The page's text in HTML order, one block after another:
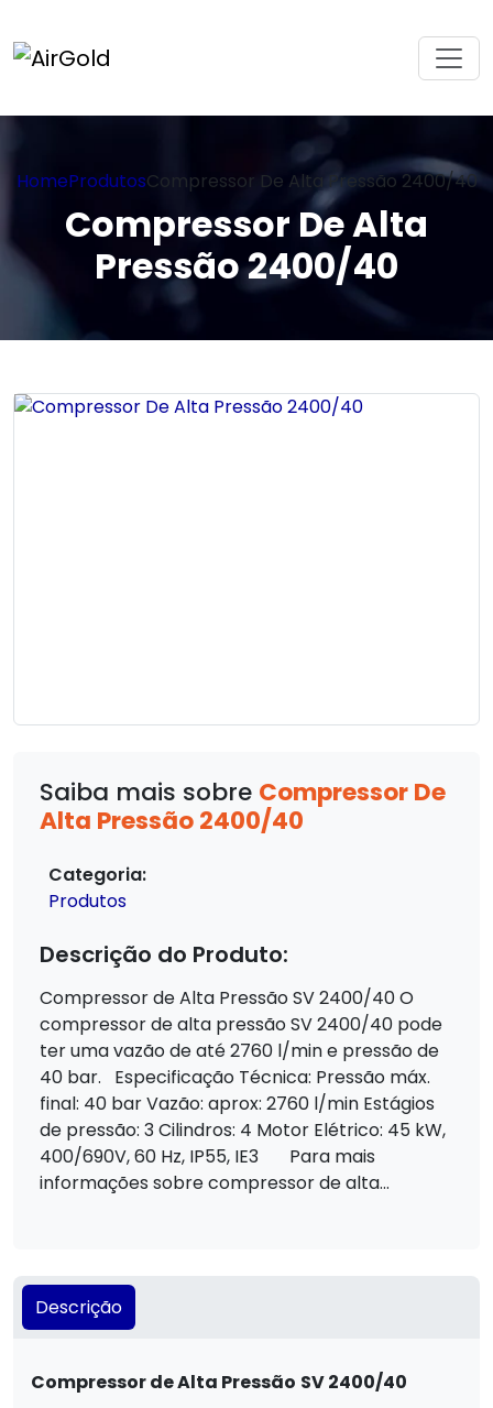
HomeProdutosCompressor De Alta Pressão 2400/40
Compressor De Alta
Pressão 2400/40
Saiba mais sobre Compressor De
Alta Pressão 2400/40
Categoria:
Produtos
Descrição do Produto:
Compressor de Alta Pressão SV 2400/40 O
compressor de alta pressão SV 2400/40 pode
ter uma vazão de até 2760 l/min e pressão de
40 bar. Especificação Técnica: Pressão máx.
final: 40 bar Vazão: aprox: 2760 l/min Estágios
de pressão: 3 Cilindros: 4 Motor Elétrico: 45 kW,
400/690V, 60 Hz, IP55, IE3 Para mais
informações sobre compressor de alta...
Descrição
Compressor de Alta Pressão SV 2400/40